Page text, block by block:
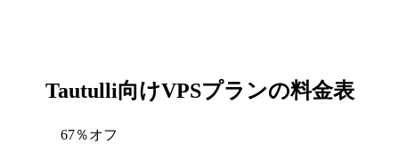
Tautulli向けVPSプランの料金表
67％オフ